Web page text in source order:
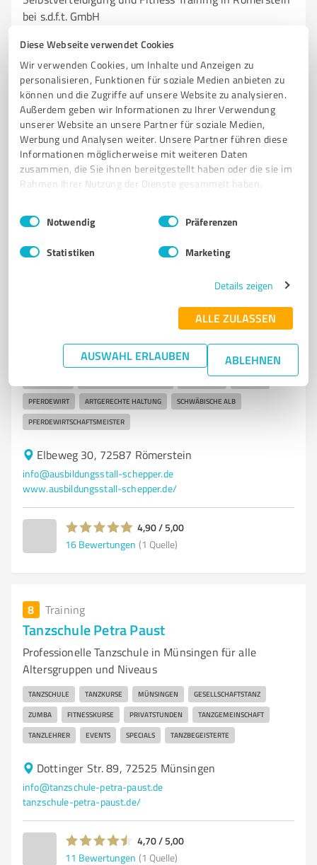
Diese Webseite verwendet Cookies
Wir verwenden Cookies, um Inhalte und Anzeigen zu
personalisieren, Funktionen für soziale Medien anbieten zu
können und die Zugriffe auf unsere Website zu analysieren.
Außerdem geben wir Informationen zu Ihrer Verwendung
unserer Website an unsere Partner für soziale Medien,
Werbung und Analysen weiter. Unsere Partner führen diese
Informationen möglicherweise mit weiteren Daten
zusammen, die Sie ihnen bereitgestellt haben oder die sie im
Rahmen Ihrer Nutzung der Dienste gesammelt haben.
Impressum Datenschutzbestimmungen
Einwilligungsauswahl
Notwendig Präferenzen
Statistiken Marketing
Details zeigen
ALLE ZULASSEN
AUSWAHL ERLAUBEN ABLEHNEN
bei s.d.f.t. GmbH
SELBSTVERTEIDIGUNG KRAV MAGA ZIVILCOURAGE
SICHERHEIT RÖMERSTEIN SELBSTSCHUTZ TRAINING
GEMEINSCHAFT PERSÖNLICHE ENTWICKLUNG
PROFESSIONELLE TRAINER
Aglishardter Str. 72, 72587 Römerstein
hallo@sdft.de sdft.de/
Ausbildungsstall Schepper Römerstein
Professionelle Ausbildung und Aufzucht von Pferden in
AUSBILDUNG PFERDEHALTUNG FOHLENAUFZUCHT
PFERDEWIRT ARTGERECHTE HALTUNG SCHWÄBISCHE ALB
PFERDEWIRTSCHAFTSMEISTER
Elbeweg 30, 72587 Römerstein
info@ausbildungsstall-schepper.de
www.ausbildungsstall-schepper.de/
4,90 / 5,00
16 Bewertungen (1 Quelle)
8 Training
Tanzschule Petra Paust
Professionelle Tanzschule in Münsingen für alle
Altersgruppen und Niveaus
TANZSCHULE TANZKURSE MÜNSINGEN GESELLSCHAFTSTANZ
ZUMBA FITNESSKURSE PRIVATSTUNDEN TANZGEMEINSCHAFT
TANZLEHRER EVENTS SPECIALS TANZBEGEISTERTE
Dottinger Str. 89, 72525 Münsingen
info@tanzschule-petra-paust.de
tanzschule-petra-paust.de/
4,70 / 5,00
11 Bewertungen (1 Quelle)